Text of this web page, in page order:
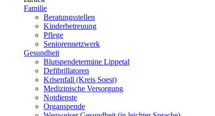
Familie
Beratungsstellen
Kinderbetreuung
Pflege
Seniorennetzwerk
Gesundheit
Blutspendetermine Lippetal
Defibrillatoren
Krisenfall (Kreis Soest)
Medizinische Versorgung
Notdienste
Organspende